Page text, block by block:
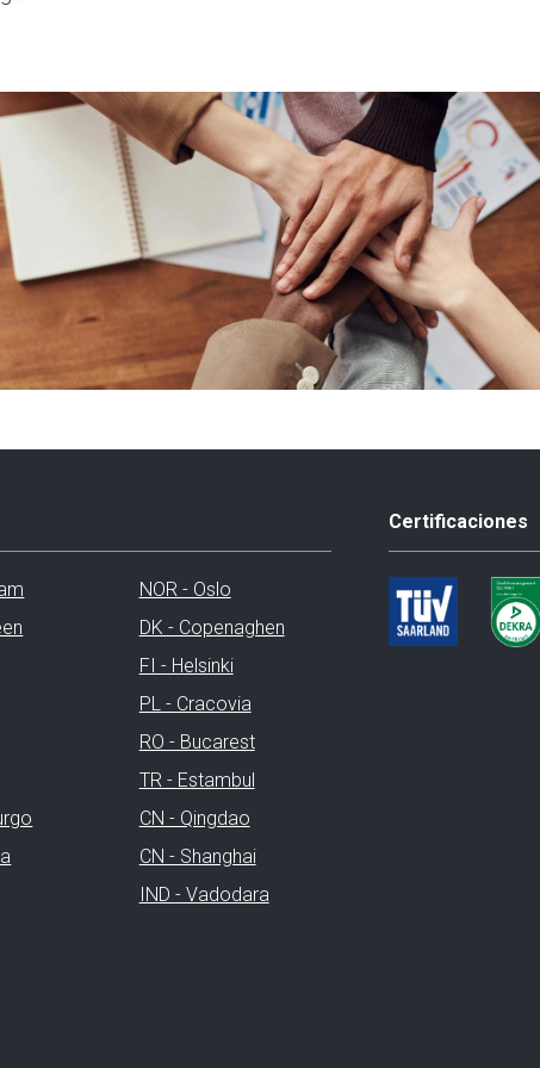
NOR - Oslo
DK - Copenaghen
FI - Helsinki
PL - Cracovia
RO - Bucarest
TR - Estambul
CN - Qingdao
CN - Shanghai
IND - Vadodara
Certificaciones